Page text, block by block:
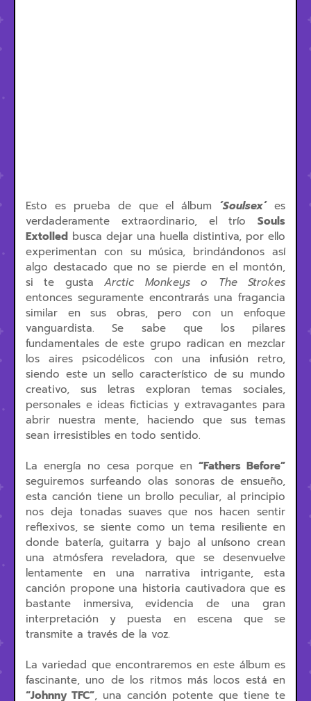
Esto es prueba de que el álbum ´Soulsex´es
verdaderamente extraordinario, el trío Souls
Extolled busca dejar una huella distintiva, por ello
experimentan con su música, brindándonos así
algo destacado que no se pierde en el montón,
si te gustaArctic Monkeys o The Strokes
entonces seguramente encontrarás una fragancia
similar en sus obras, pero con un enfoque
vanguardista. Se sabe que los pilares
fundamentales de este grupo radican en mezclar
los aires psicodélicos con una infusión retro,
siendo este un sello característico de su mundo
creativo, sus letras exploran temas sociales,
personales e ideas ficticias y extravagantes para
abrir nuestra mente, haciendo que sus temas
sean irresistibles en todo sentido.
La energía no cesa porque en “Fathers Before”
seguiremos surfeando olas sonoras de ensueño,
esta canción tiene un brollo peculiar, al principio
nos deja tonadas suaves que nos hacen sentir
reflexivos, se siente como un tema resiliente en
donde batería, guitarra y bajo al unísono crean
una atmósfera reveladora, que se desenvuelve
lentamente en una narrativa intrigante, esta
canción propone una historia cautivadora que es
bastante inmersiva, evidencia de una gran
interpretación y puesta en escena que se
transmite a través de la voz.
La variedad que encontraremos en este álbum es
fascinante, uno de los ritmos más locos está en
“Johnny TFC”, una canción potente que tiene te